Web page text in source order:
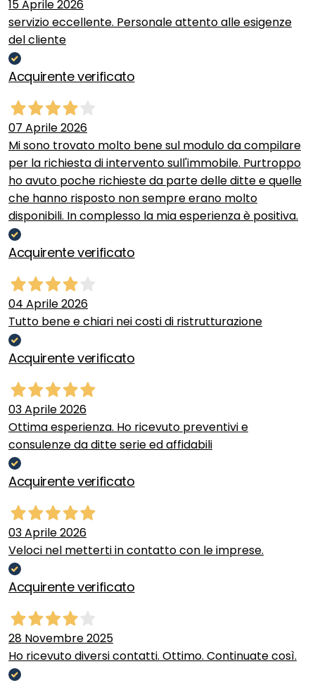
15 Aprile 2026
servizio eccellente. Personale attento alle esigenze
del cliente
Acquirente verificato
07 Aprile 2026
Mi sono trovato molto bene sul modulo da compilare
per la richiesta di intervento sull'immobile. Purtroppo
ho avuto poche richieste da parte delle ditte e quelle
che hanno risposto non sempre erano molto
disponibili. In complesso la mia esperienza è positiva.
Acquirente verificato
04 Aprile 2026
Tutto bene e chiari nei costi di ristrutturazione
Acquirente verificato
03 Aprile 2026
Ottima esperienza. Ho ricevuto preventivi e
consulenze da ditte serie ed affidabili
Acquirente verificato
03 Aprile 2026
Veloci nel metterti in contatto con le imprese.
Acquirente verificato
28 Novembre 2025
Ho ricevuto diversi contatti. Ottimo. Continuate così.